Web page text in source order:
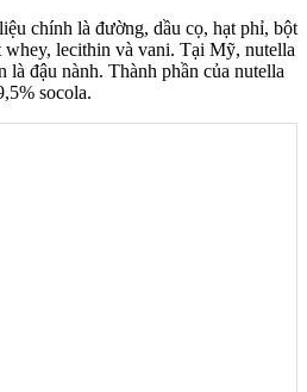
chính là đường, dầu cọ, hạt phỉ, bột
whey, lecithin và vani. Tại Mỹ, nutella
là đậu nành. Thành phần của nutella
socola.